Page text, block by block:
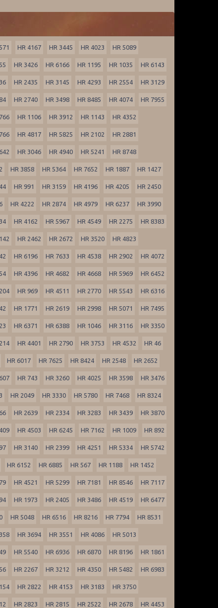
HR 4167 HR 3445 HR 4023 HR 5089
HR 3426 HR 6166 HR 1195 HR 1035 HR 6143
HR 2435 HR 3145 HR 4293 HR 2554 HR 3129
HR 2740 HR 3498 HR 8485 HR 4074 HR 7955
HR 1106 HR 3912 HR 1143 HR 4352
HR 4817 HR 5825 HR 2102 HR 2881
HR 3046 HR 4940 HR 5241 HR 8748
HR 3858 HR 5364 HR 7652 HR 1887 HR 1427
HR 991 HR 3159 HR 4196 HR 4205 HR 2450
HR 4222 HR 2874 HR 4979 HR 6237 HR 3990
HR 4162 HR 5967 HR 4549 HR 2275 HR 8383
HR 2462 HR 2672 HR 3520 HR 4823
HR 6196 HR 7633 HR 4538 HR 2902 HR 4072
HR 4396 HR 4682 HR 4668 HR 5969 HR 6452
HR 969 HR 4511 HR 2770 HR 5543 HR 6316
HR 1771 HR 2619 HR 2998 HR 5071 HR 7495
HR 6371 HR 6388 HR 1046 HR 3116 HR 3350
HR 4401 HR 2790 HR 3753 HR 4532 HR 46
HR 6017 HR 7625 HR 8424 HR 2548 HR 2652
HR 743 HR 3260 HR 4025 HR 3598 HR 3476
HR 2049 HR 3330 HR 5780 HR 7468 HR 8324
HR 2639 HR 2334 HR 3283 HR 3439 HR 3870
HR 4503 HR 6245 HR 7162 HR 1009 HR 892
HR 3140 HR 2399 HR 4251 HR 5334 HR 5742
HR 6152 HR 6885 HR 567 HR 1188 HR 1452
HR 4521 HR 5299 HR 7181 HR 8546 HR 7117
HR 1973 HR 2405 HR 3486 HR 4519 HR 6477
HR 5048 HR 6516 HR 8216 HR 7794 HR 8531
HR 3694 HR 3551 HR 4086 HR 5013
HR 5540 HR 6936 HR 6870 HR 8196 HR 1861
HR 2267 HR 3212 HR 4350 HR 5482 HR 6983
HR 2822 HR 4153 HR 3183 HR 3750
HR 2823 HR 2815 HR 2522 HR 2678 HR 4453